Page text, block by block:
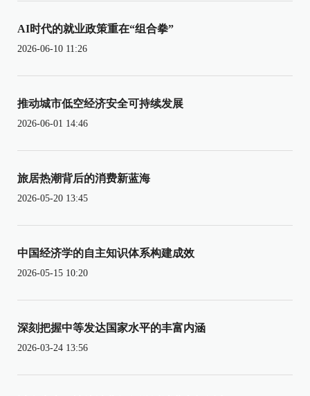
AI时代的就业政策重在“组合拳”
2026-06-10 11:26
推动城市低空经济安全可持续发展
2026-06-01 14:46
旅居热潮背后的消费新蓝海
2026-05-20 13:45
中国经济学的自主知识体系构建成效
2026-05-15 10:20
深刻把握中等发达国家水平的丰富内涵
2026-03-24 13:56